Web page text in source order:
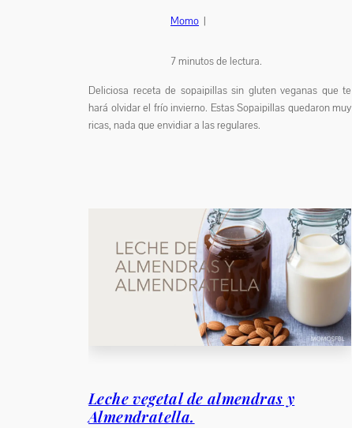
Momo |
7minutos de lectura.
Deliciosa receta de sopaipillas sin gluten veganas que te
hará olvidar el frío invierno. Estas Sopaipillas quedaron muy
ricas, nada que envidiar a las regulares.
Leche vegetal de almendras y
Almendratella.